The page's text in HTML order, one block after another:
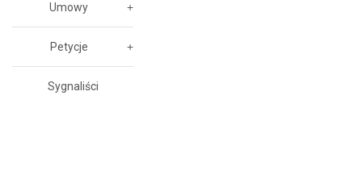
Umowy
Petycje
Sygnaliści